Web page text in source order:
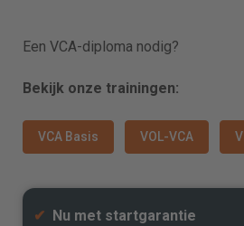
Een VCA-diploma nodig?
Bekijk onze trainingen:
VCA Basis VOL-VCA
✔ Nu met startgarantie